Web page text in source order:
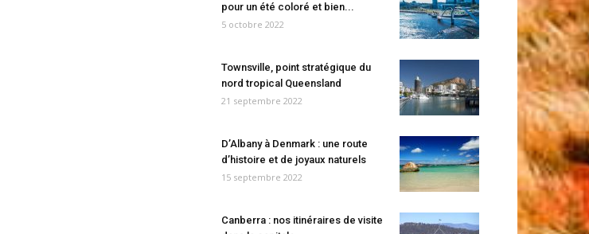
pour un été coloré et bien...
5 octobre 2022
Townsville, point stratégique du
nord tropical Queensland
21 septembre 2022
D’Albany à Denmark : une route
d’histoire et de joyaux naturels
15 septembre 2022
Canberra : nos itinéraires de visite